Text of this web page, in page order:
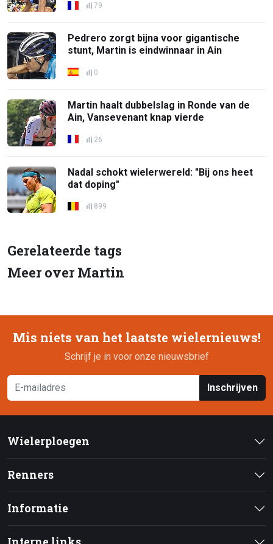
79
Pedrero zorgt bijna voor gigantische
stunt, Martin is eindwinnaar in Ain
0
Martin haalt dubbelslag in Ronde van de
Ain, Vansevenant knap vierde
26
Nadal schokt wielerwereld: "Bij ons heet
dat doping"
899
Gerelateerde tags
Meer over Martin
Mis niets van het laatste wielernieuws!
Schrijf je in voor onze nieuwsbrief
Inschrijven
Wielerploegen
Renners
Informatie